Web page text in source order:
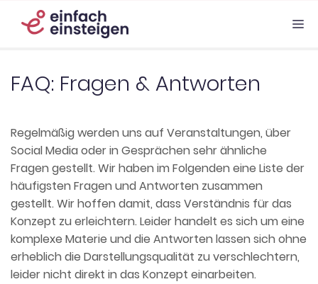
FAQ: Fragen & Antworten
Regelmäßig werden uns auf Veranstaltungen, über
Social Media oder in Gesprächen sehr ähnliche
Fragen gestellt. Wir haben im Folgenden eine Liste der
häufigsten Fragen und Antworten zusammen
gestellt. Wir hoffen damit, dass Verständnis für das
Konzept zu erleichtern. Leider handelt es sich um eine
komplexe Materie und die Antworten lassen sich ohne
erheblich die Darstellungsqualität zu verschlechtern,
leider nicht direkt in das Konzept einarbeiten.